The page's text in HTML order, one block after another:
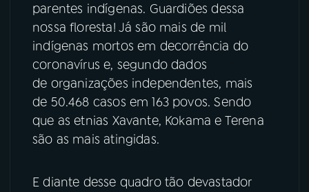
YouTube Facebook
Instagram X
TikTok
parentes indígenas. Guardiões dessa
nossa floresta! Já são mais de mil
indígenas mortos em decorrência do
coronavírus e, segundo dados
de organizações independentes, mais
de 50.468 casos em 163 povos. Sendo
que as etnias Xavante, Kokama e Terena
são as mais atingidas.
E diante desse quadro tão devastador